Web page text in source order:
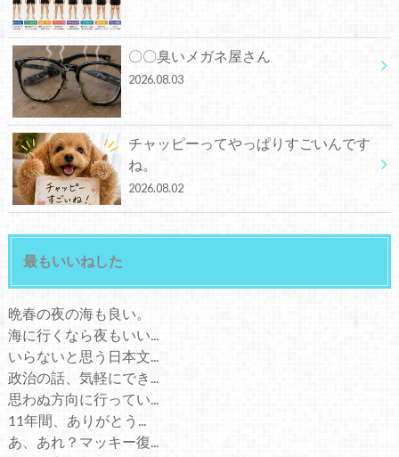
〇〇臭いメガネ屋さん
2026.08.03
チャッピーってやっぱりすごいんです
ね。
2026.08.02
最もいいねした
晩春の夜の海も良い。
海に行くなら夜もいい...
いらないと思う日本文...
政治の話、気軽にでき...
思わぬ方向に行ってい...
11年間、ありがとう...
あ、あれ？マッキー復...